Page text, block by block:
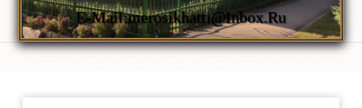
E-Mail:merosikhatti@inbox.ru